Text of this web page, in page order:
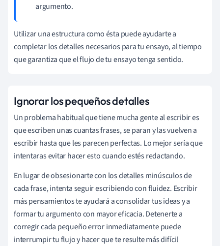
argumento.
Utilizar una estructura como ésta puede ayudarte a
completar los detalles necesarios para tu ensayo, al tiempo
que garantiza que el flujo de tu ensayo tenga sentido.
Ignorar los pequeños detalles
Un problema habitual que tiene mucha gente al escribir es
que escriben unas cuantas frases, se paran y las vuelven a
escribir hasta que les parecen perfectas. Lo mejor sería que
intentaras evitar hacer esto cuando estés redactando.
En lugar de obsesionarte con los detalles minúsculos de
cada frase, intenta seguir escribiendo con fluidez. Escribir
más pensamientos te ayudará a consolidar tus ideas y a
formar tu argumento con mayor eficacia. Detenerte a
corregir cada pequeño error inmediatamente puede
interrumpir tu flujo y hacer que te resulte más difícil